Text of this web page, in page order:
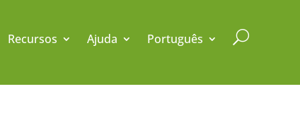
Recursos Ajuda Português U